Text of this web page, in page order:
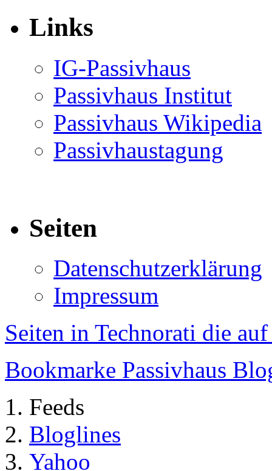
Links
IG-Passivhaus
Passivhaus Institut
Passivhaus Wikipedia
Passivhaustagung
Seiten
Datenschutzerklärung
Impressum
Seiten in Technorati die
Bookmarke Passivhaus
Feeds
Bloglines
Yahoo